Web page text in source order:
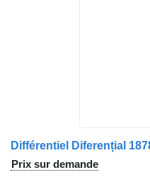
Différentiel Diferențial
Prix sur demande